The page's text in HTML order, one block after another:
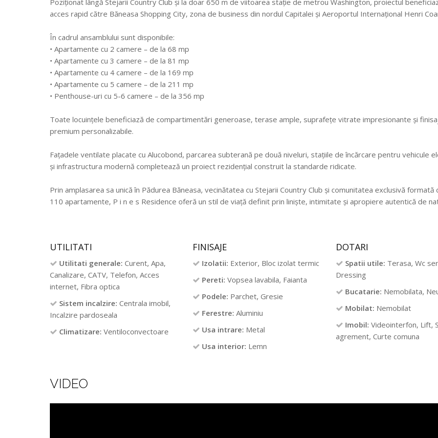
Poziționat lângă Stejarii Country Club și la doar 650 m de viitoarea stație de metrou Washington, proiectul
acces rapid către Băneasa Shopping City, zona de business din nordul Capitalei și Aeroportul Internațional Henri
În cadrul ansamblului sunt disponibile:
• Apartamente cu 2 camere – de la 68 mp
• Apartamente cu 3 camere – de la 81 mp
• Apartamente cu 4 camere – de la 169 mp
• Apartamente cu 5 camere – de la 211 mp
• Penthouse-uri cu 5-6 camere – de la 356 mp
Toate locuințele beneficiază de compartimentări generoase, terase ample, suprafețe vitrate impresionante și
premium personalizabile.
Fațadele ventilate placate cu Alucobond, parcarea subterană pe două niveluri, stațiile de încărcare pentru vehicule
și infrastructura modernă completează un proiect rezidențial construit la standarde ridicate.
Prin amplasarea sa unică în Pădurea Băneasa, vecinătatea cu Stejarii Country Club și comunitatea exclusivă formată
110 apartamente, P i n e s Residence oferă un stil de viață definit prin liniște, intimitate și apropiere autentică de
UTILITATI
Utilitati generale: Curent, Apa,
Canalizare, CATV, Telefon, Acces
internet, Fibra optica
Sistem incalzire: Centrala imobil,
Incalzire pardoseala
Climatizare: Ventiloconvectoare
FINISAJE
Izolatii: Exterior, Bloc izolat termic
Pereti: Vopsea lavabila, Faianta
Podele: Parchet, Gresie
Ferestre: Aluminiu
Usa intrare: Metal
Usa interior: Lemn
DOTARI
Spatii utile: Terasa, Wc
Dressing
Bucatarie: Nemobilata,
Mobilat: Nemobilat
Imobil: Videointerfon, Lift,
agrement, Curte comuna
VIDEO